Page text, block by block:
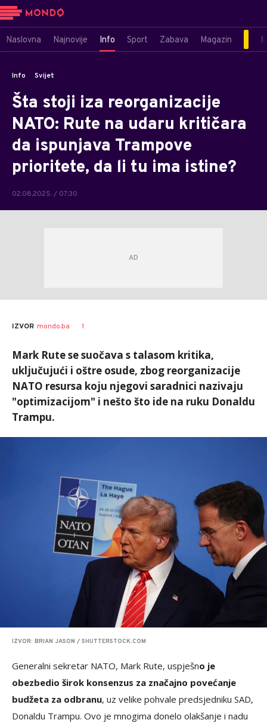
Naslovna Najnovije Info Sport Zabava Magazin
Info Svijet
Šta stoji iza reorganizacije
NATO: Rute na udaru kritičara
da ispunjava Trampove
prioritete, da li tu ima istine?
02.08.2025. / 07:30
IZVOR mondo.ba 1
Mark Rute se suočava s talasom kritika,
uključujući i oštre osude, zbog reorganizacije
NATO resursa koju njegovi saradnici nazivaju
"optimizacijom" i nešto što ide na ruku Donaldu
Trampu.
IZVOR: BRIAN JASON / SHUTTERSTOCK.COM
Generalni sekretar NATO, Mark Rute, uspješno je
obezbedio širok konsenzus za značajno povećanje
budžeta za odbranu, uz velike pohvale predsjedniku SAD,
Donaldu Trampu. Ovo je mnogima donelo olakšanje i nadu